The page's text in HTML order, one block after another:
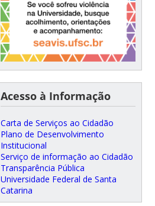
Acesso à Informação
Carta de Serviços ao Cidadão
Plano de Desenvolvimento
Institucional
Serviço de informação ao Cidadão
Transparência Pública
Universidade Federal de Santa
Catarina